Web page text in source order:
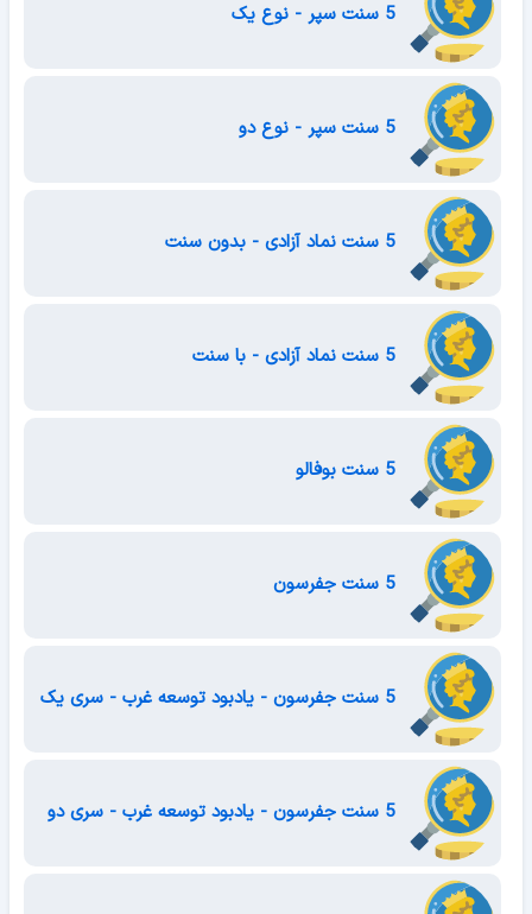
5 سنت سپر - نوع یک
5 سنت سپر - نوع دو
5 سنت نماد آزادی - بدون سنت
5 سنت نماد آزادی - با سنت
5 سنت بوفالو
5 سنت جفرسون
5 سنت جفرسون - یادبود توسعه غرب - سری یک
5 سنت جفرسون - یادبود توسعه غرب - سری دو